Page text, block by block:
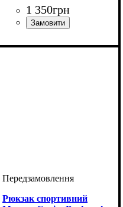
1 350грн
Рюкзак спортивний